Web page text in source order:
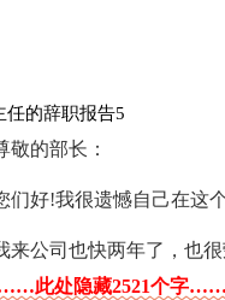
任的辞职报告5
敬的部长：
们好!我很遗憾自己在这
来公司也快两年了，也
此处隐藏2521个字……